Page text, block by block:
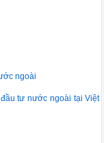
ngoài
tư nước ngoài tại Việt